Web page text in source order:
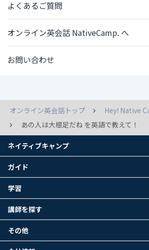
よくあるご質問
オンライン英会話 NativeCamp. へ
お問い合わせ
オンライン英会話トップ
Hey! Native
あの人は大根足だね を英語で教えて！
ネイティブキャンプ
ガイド
学習
講師を探す
その他